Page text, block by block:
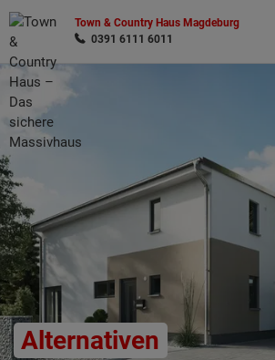
Town & Country Haus Magdeburg
0391 6111 6011
Alternativen
Wonach möchten Sie suchen?